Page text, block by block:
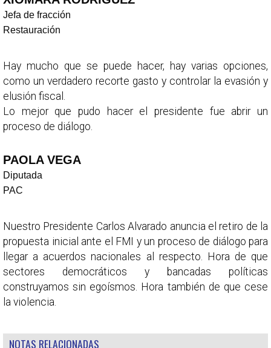
Jefa de fracción
Restauración
Hay mucho que se puede hacer, hay varias opciones,
como un verdadero recorte gasto y controlar la evasión y
elusión fiscal.
Lo mejor que pudo hacer el presidente fue abrir un
proceso de diálogo.
PAOLA VEGA
Diputada
PAC
Nuestro Presidente Carlos Alvarado anuncia el retiro de la
propuesta inicial ante el FMI y un proceso de diálogo para
llegar a acuerdos nacionales al respecto. Hora de que
sectores democráticos y bancadas políticas
construyamos sin egoísmos. Hora también de que cese
la violencia.
NOTAS RELACIONADAS